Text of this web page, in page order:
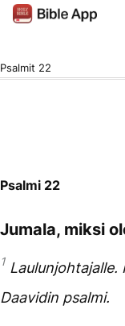
Psalmit 22
Psalmi 22
Jumala, miksi
1 Laulunjohtajalle.
Daavidin psalmi.